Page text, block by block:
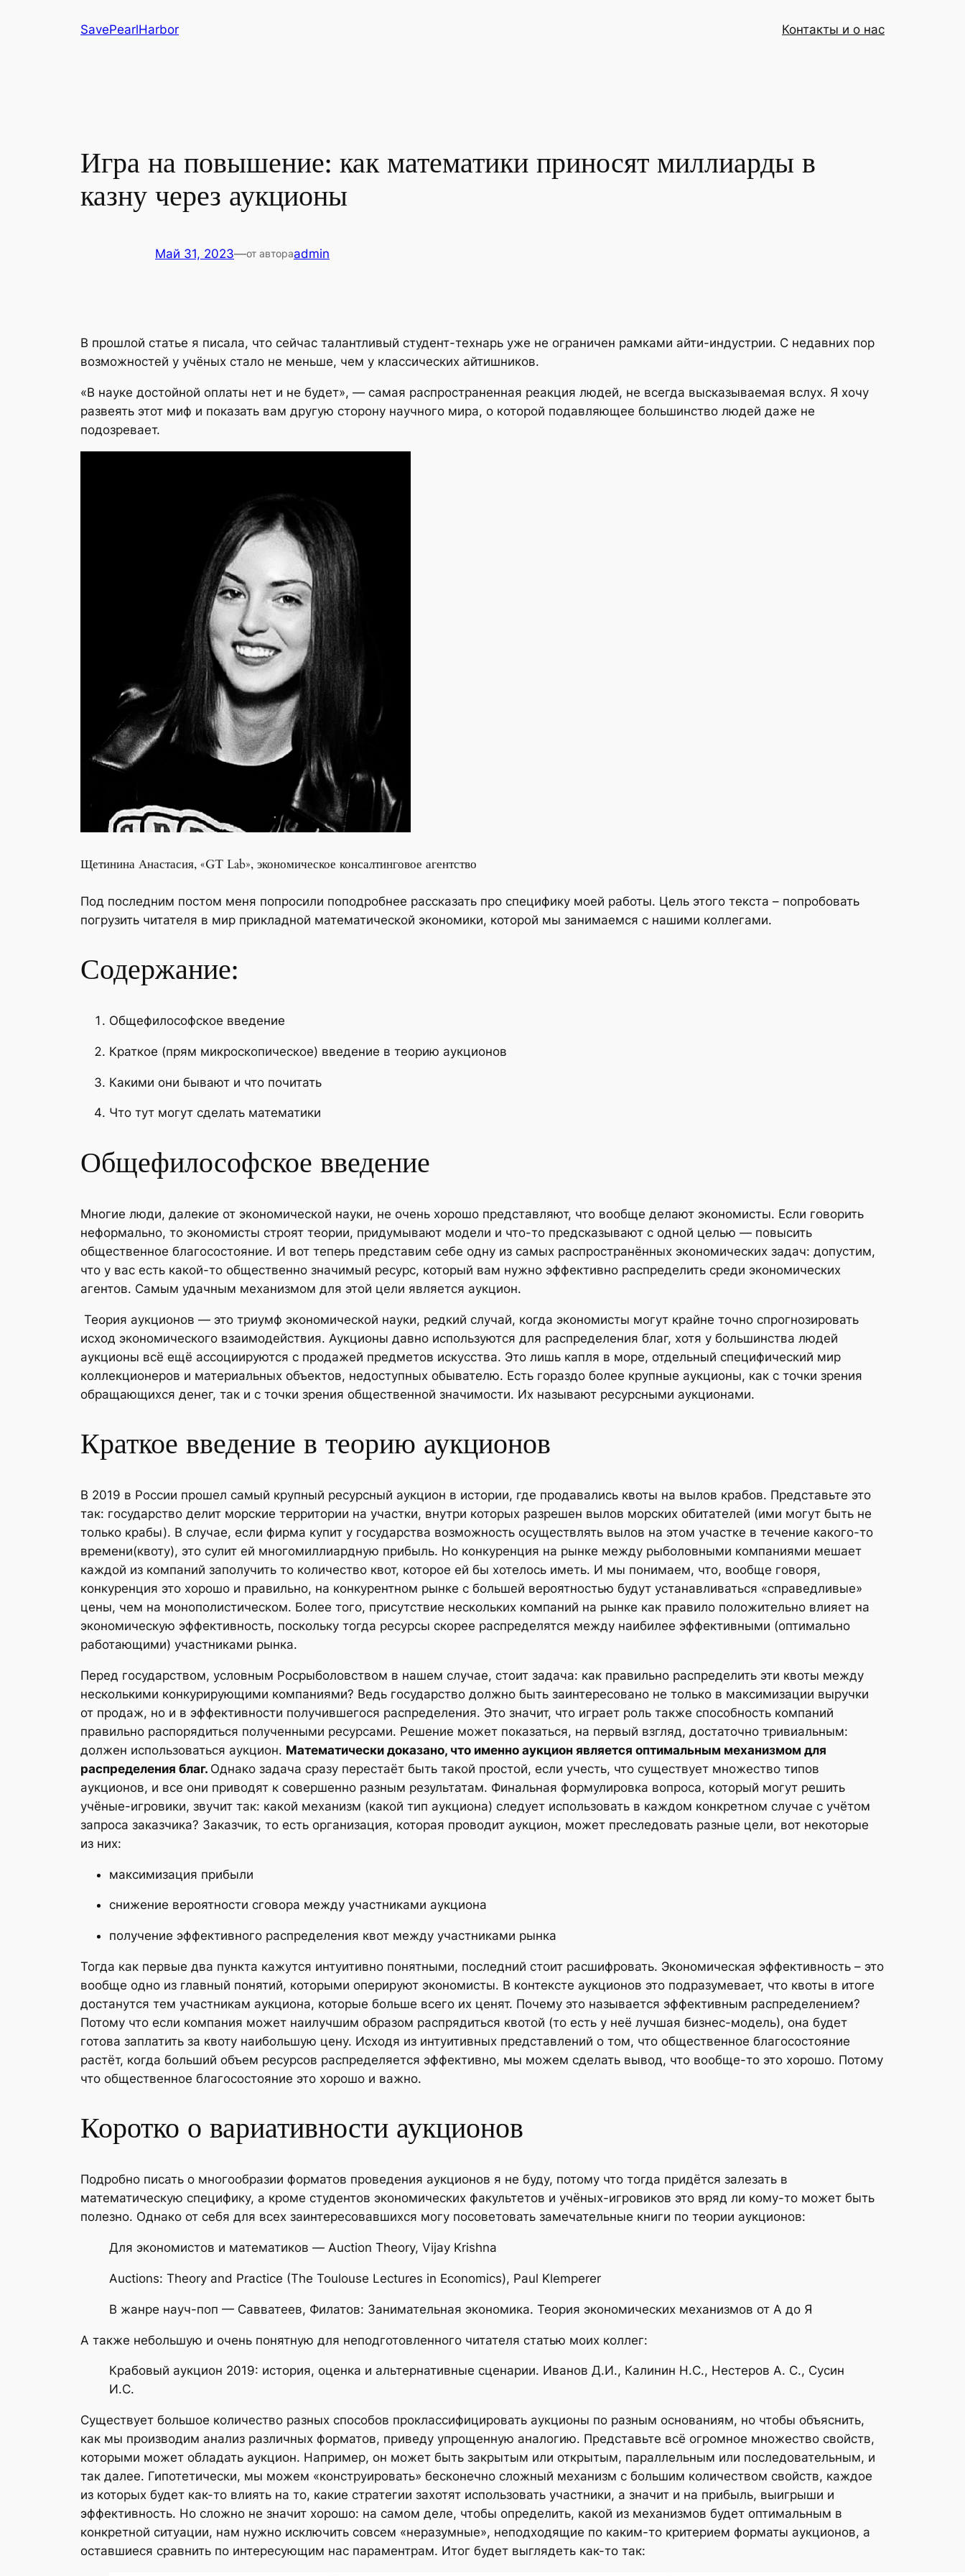
SavePearlHarbor Контакты и о нас
Игра на повышение: как математики приносят миллиарды в
казну через аукционы
Май 31, 2023—от автораadmin
В прошлой статье я писала, что сейчас талантливый студент-технарь уже не ограничен рамками айти-индустрии. С недавних пор
возможностей у учёных стало не меньше, чем у классических айтишников.
«В науке достойной оплаты нет и не будет», — самая распространенная реакция людей, не всегда высказываемая вслух. Я хочу
развеять этот миф и показать вам другую сторону научного мира, о которой подавляющее большинство людей даже не
подозревает.
Щетинина Анастасия, «GT Lab», экономическое консалтинговое агентство
Под последним постом меня попросили поподробнее рассказать про специфику моей работы. Цель этого текста – попробовать
погрузить читателя в мир прикладной математической экономики, которой мы занимаемся с нашими коллегами.
Содержание:
Общефилософское введение
Краткое (прям микроскопическое) введение в теорию аукционов
Какими они бывают и что почитать
Что тут могут сделать математики
Общефилософское введение
Многие люди, далекие от экономической науки, не очень хорошо представляют, что вообще делают экономисты. Если говорить
неформально, то экономисты строят теории, придумывают модели и что-то предсказывают с одной целью — повысить
общественное благосостояние. И вот теперь представим себе одну из самых распространённых экономических задач: допустим,
что у вас есть какой-то общественно значимый ресурс, который вам нужно эффективно распределить среди экономических
агентов. Самым удачным механизмом для этой цели является аукцион.
Теория аукционов — это триумф экономической науки, редкий случай, когда экономисты могут крайне точно спрогнозировать
исход экономического взаимодействия. Аукционы давно используются для распределения благ, хотя у большинства людей
аукционы всё ещё ассоциируются с продажей предметов искусства. Это лишь капля в море, отдельный специфический мир
коллекционеров и материальных объектов, недоступных обывателю. Есть гораздо более крупные аукционы, как с точки зрения
обращающихся денег, так и с точки зрения общественной значимости. Их называют ресурсными аукционами.
Краткое введение в теорию аукционов
В 2019 в России прошел самый крупный ресурсный аукцион в истории, где продавались квоты на вылов крабов. Представьте это
так: государство делит морские территории на участки, внутри которых разрешен вылов морских обитателей (ими могут быть не
только крабы). В случае, если фирма купит у государства возможность осуществлять вылов на этом участке в течение какого-то
времени(квоту), это сулит ей многомиллиардную прибыль. Но конкуренция на рынке между рыболовными компаниями мешает
каждой из компаний заполучить то количество квот, которое ей бы хотелось иметь. И мы понимаем, что, вообще говоря,
конкуренция это хорошо и правильно, на конкурентном рынке с большей вероятностью будут устанавливаться «справедливые»
цены, чем на монополистическом. Более того, присутствие нескольких компаний на рынке как правило положительно влияет на
экономическую эффективность, поскольку тогда ресурсы скорее распределятся между наибилее эффективными (оптимально
работающими) участниками рынка.
Перед государством, условным Росрыболовством в нашем случае, стоит задача: как правильно распределить эти квоты между
несколькими конкурирующими компаниями? Ведь государство должно быть заинтересовано не только в максимизации выручки
от продаж, но и в эффективности получившегося распределения. Это значит, что играет роль также способность компаний
правильно распорядиться полученными ресурсами. Решение может показаться, на первый взгляд, достаточно тривиальным:
должен использоваться аукцион. Математически доказано, что именно аукцион является оптимальным механизмом для
распределения благ. Однако задача сразу перестаёт быть такой простой, если учесть, что существует множество типов
аукционов, и все они приводят к совершенно разным результатам. Финальная формулировка вопроса, который могут решить
учёные-игровики, звучит так: какой механизм (какой тип аукциона) следует использовать в каждом конкретном случае с учётом
запроса заказчика? Заказчик, то есть организация, которая проводит аукцион, может преследовать разные цели, вот некоторые
из них:
максимизация прибыли
снижение вероятности сговора между участниками аукциона
получение эффективного распределения квот между участниками рынка
Тогда как первые два пункта кажутся интуитивно понятными, последний стоит расшифровать. Экономическая эффективность – это
вообще одно из главный понятий, которыми оперируют экономисты. В контексте аукционов это подразумевает, что квоты в итоге
достанутся тем участникам аукциона, которые больше всего их ценят. Почему это называется эффективным распределением?
Потому что если компания может наилучшим образом распрядиться квотой (то есть у неё лучшая бизнес-модель), она будет
готова заплатить за квоту наибольшую цену. Исходя из интуитивных представлений о том, что общественное благосостояние
растёт, когда больший объем ресурсов распределяется эффективно, мы можем сделать вывод, что вообще-то это хорошо. Потому
что общественное благосостояние это хорошо и важно.
Коротко о вариативности аукционов
Подробно писать о многообразии форматов проведения аукционов я не буду, потому что тогда придётся залезать в
математическую специфику, а кроме студентов экономических факультетов и учёных-игровиков это вряд ли кому-то может быть
полезно. Однако от себя для всех заинтересовавшихся могу посоветовать замечательные книги по теории аукционов:
Для экономистов и математиков — Auction Theory, Vijay Krishna
Auctions: Theory and Practice (The Toulouse Lectures in Economics), Paul Klemperer
В жанре науч-поп — Савватеев, Филатов: Занимательная экономика. Теория экономических механизмов от А до Я
А также небольшую и очень понятную для неподготовленного читателя статью моих коллег:
Крабовый аукцион 2019: история, оценка и альтернативные сценарии. Иванов Д.И., Калинин Н.С., Нестеров А. С., Сусин
И.С.
Существует большое количество разных способов проклассифицировать аукционы по разным основаниям, но чтобы объяснить,
как мы производим анализ различных форматов, приведу упрощенную аналогию. Представьте всё огромное множество свойств,
которыми может обладать аукцион. Например, он может быть закрытым или открытым, параллельным или последовательным, и
так далее. Гипотетически, мы можем «конструировать» бесконечно сложный механизм с большим количеством свойств, каждое
из которых будет как-то влиять на то, какие стратегии захотят использовать участники, а значит и на прибыль, выигрыши и
эффективность. Но сложно не значит хорошо: на самом деле, чтобы определить, какой из механизмов будет оптимальным в
конкретной ситуации, нам нужно исключить совсем «неразумные», неподходящие по каким-то критерием форматы аукционов, а
оставшиеся сравнить по интересующим нас параментрам. Итог будет выглядеть как-то так: